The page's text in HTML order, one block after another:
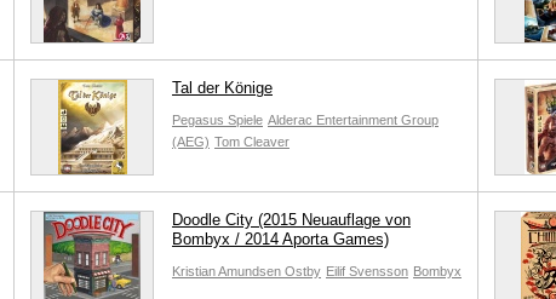
Tal der Könige
Pegasus Spiele Alderac Entertainment Group
(AEG) Tom Cleaver
Doodle City (2015 Neuauflage von
Bombyx / 2014 Aporta Games)
Kristian Amundsen Ostby Eilif Svensson Bombyx